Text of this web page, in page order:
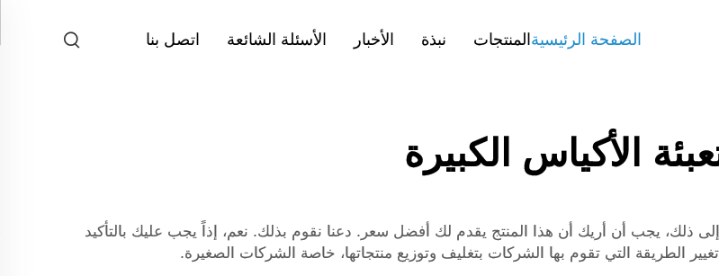
الصفحة الرئيسية المنتجات نبذة الأخبار الأسئلة الشائعة اتصل بنا
الأكياس الكبيرة
إلى ذلك، يجب أن أريك أن هذا المنتج يقدم لك أفضل سعر. دعنا نقوم بذلك. نعم، إذاً يجب عليك بالتأكيد
الطريقة التي تقوم بها الشركات بتغليف وتوزيع منتجاتها، خاصة الشركات الصغيرة.